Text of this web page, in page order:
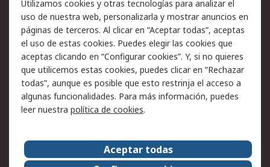
Ofertas
Soporte técnico
Legal
Aviso legal
Política de privacidad -
Actualizada
Política sobre cookies
Seguridad de emails
Certificaciones de
Condiciones de venta
Acerca de RS
Utilizamos cookies y otras tecnologías para analizar el
uso de nuestra web, personalizarla y mostrar anuncios en
páginas de terceros. Al clicar en “Aceptar todas”, aceptas
el uso de estas cookies. Puedes elegir las cookies que
aceptas clicando en “Configurar cookies”. Y, si no quieres
que utilicemos estas cookies, puedes clicar en “Rechazar
todas”, aunque es posible que esto restrinja el acceso a
algunas funcionalidades. Para más información, puedes
leer nuestra política de cookies.
Aceptar todas